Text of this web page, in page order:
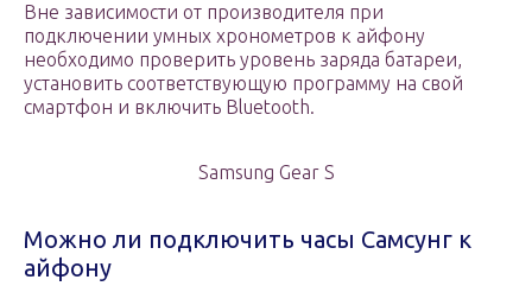
Вне зависимости от производителя при
подключении умных хронометров к айфону
необходимо проверить уровень заряда батареи,
установить соответствующую программу на свой
смартфон и включить Bluetooth.
Samsung Gear S
Можно ли подключить часы Самсунг к
айфону